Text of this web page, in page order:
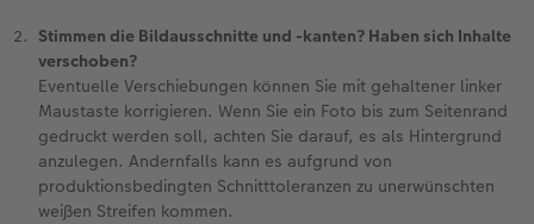
Reisefotobuch
Kundenbeispiele
Webinare & VHS
Fotobuch für Anfänger
Hartschaum
Mehrteiler
Bestellwege
Ideen zur Wandgestaltung
Fotogrößen & Formate
Bestellwege
Last Minute Fotos
CEWE myPhotos
Sofortfotostreifen
Sofortfotogrußkarten
Sofortfotosets
Sofortfotocollagen
Textilien
Art Prints
Faber-Castell
Foto-Geschenkbox
Digitale Grußkarte
Bestellwege
Papierqualitäten
Weitere Anlässe
Bio-based Case
Mit Design
Bestellwege
Inspiration
Kalender mit fertigem Design
Gestaltungsideen
CEWE myPhotos
Neuheiten
für Tierfreunde
Einfach & schnell gestaltet
Besondere Geschenkideen
CEWE myPhotos
Softwaretipps
Videotutorials
Anleitungen & Hilfe
Fototipps
Stimmen die Bildausschnitte und -kanten? Haben sich Inhalte
verschoben?
Eventuelle Verschiebungen können Sie mit gehaltener linker
Maustaste korrigieren. Wenn Sie ein Foto bis zum Seitenrand
gedruckt werden soll, achten Sie darauf, es als Hintergrund
anzulegen. Andernfalls kann es aufgrund von
produktionsbedingten Schnitttoleranzen zu unerwünschten
weißen Streifen kommen.